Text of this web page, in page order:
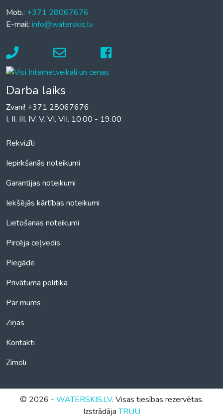
Mob.: +371 28067676
E-mail: info@waterskis.lv
Darba laiks
Zvani! +371 28067676
I. II. III. IV. V. VI. VII. 10.00 - 19.00
Rekvizīti
Iepirkšanās noteikumi
Garantijas noteikumi
Iekšējās kārtības noteikumi
Lietošanas noteikumi
Pircēja ceļvedis
Piegāde
Privātuma politika
Par mums
Ziņas
Kontakti
Zīmoli
© 2026 - WATERSKIS.LV. Visas tiesības rezervētas.
IzstrādājaTRUU